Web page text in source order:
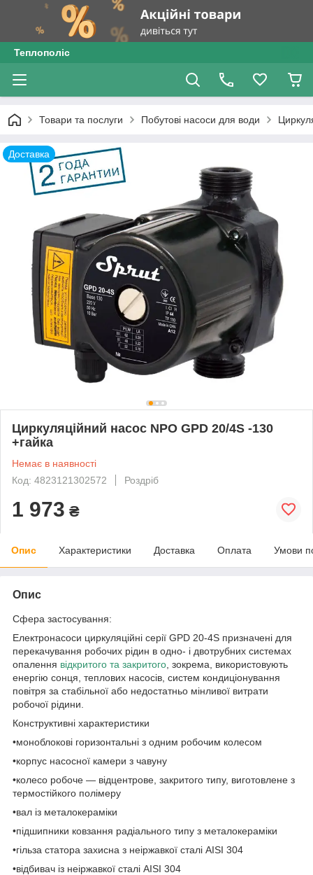
Теплополіс
Товари та послуги Побутові насоси для води
Доставка
Циркуляційний насос NPO GPD 20/4S -130
+гайка
Немає в наявності
Код: 4823121302572
Роздріб
1 973 ₴
Опис Характеристики Доставка Оплата Умови
Опис
Сфера застосування:
Електронасоси циркуляційні серії GPD 20-4S призначені для
перекачування робочих рідин в одно- і двотрубних системах
опалення відкритого та закритого , зокрема, використовують
енергію сонця, теплових насосів, систем кондиціонування
повітря за стабільної або недостатньо мінливої витрати
робочої рідини.
Конструктивні характеристики
•моноблокові горизонтальні з одним робочим колесом
•корпус насосної камери з чавуну
•колесо робоче — відцентрове, закритого типу, виготовлене з
термостійкого полімеру
•вал із металокераміки
•підшипники ковзання радіального типу з металокераміки
•гільза статора захисна з неіржавкої сталі AISI 304
•відбивач із неіржавкої сталі AISI 304